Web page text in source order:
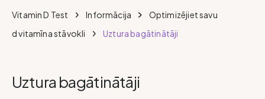
Vitamin D Test Informācija
Optimizējiet savu
d vitamīna stāvokli
Uztura bagātinātāji
Uztura bagātinātāji